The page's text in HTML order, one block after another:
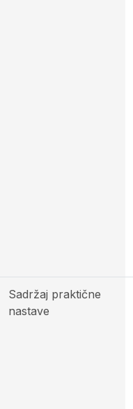
Sadržaj praktične
nastave